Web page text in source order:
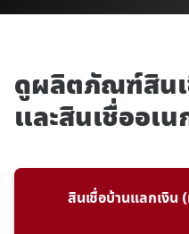
ดูผลิตภัณฑ์สิน
และสินเชื่ออเ
สินเชื่อบ้านแลกเงิน